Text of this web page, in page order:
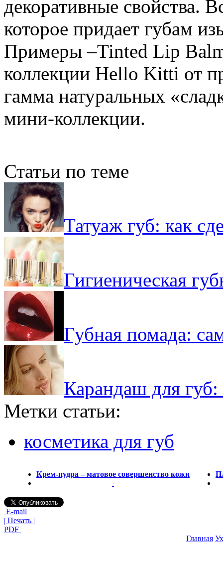
декоративные свойства.
которое придает губам
Примеры –Tinted Lip
коллекции Hello Kitti от
гамма натуральных
мини-коллекции.
Статьи по теме
Татуаж губ: как
Гигиеническая
Губная помада:
Карандаш для
Метки статьи:
косметика для губ
Крем-пудра – матовое совершенство кожи
E-mail
| Печать |
PDF
Главная